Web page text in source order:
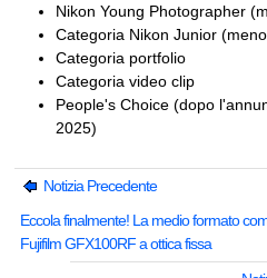
Nikon Young Photographer
Categoria Nikon Junior
Categoria portfolio
Categoria video clip
People's Choice (dopo
2025)
Notizia Precedente
Eccola finalmente! La medio formato
Fujifilm GFX100RF a ottica fissa